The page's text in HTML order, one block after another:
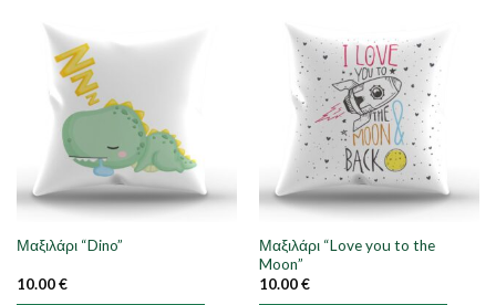
πολλαπλές
παραλλαγές.
επιλογές
μπορούν
επιλεγούν
σελίδα
προϊόντος
Μαξιλάρι “Dino”
10.00€
Μαξιλάρι “Love you to the
Moon”
10.00€